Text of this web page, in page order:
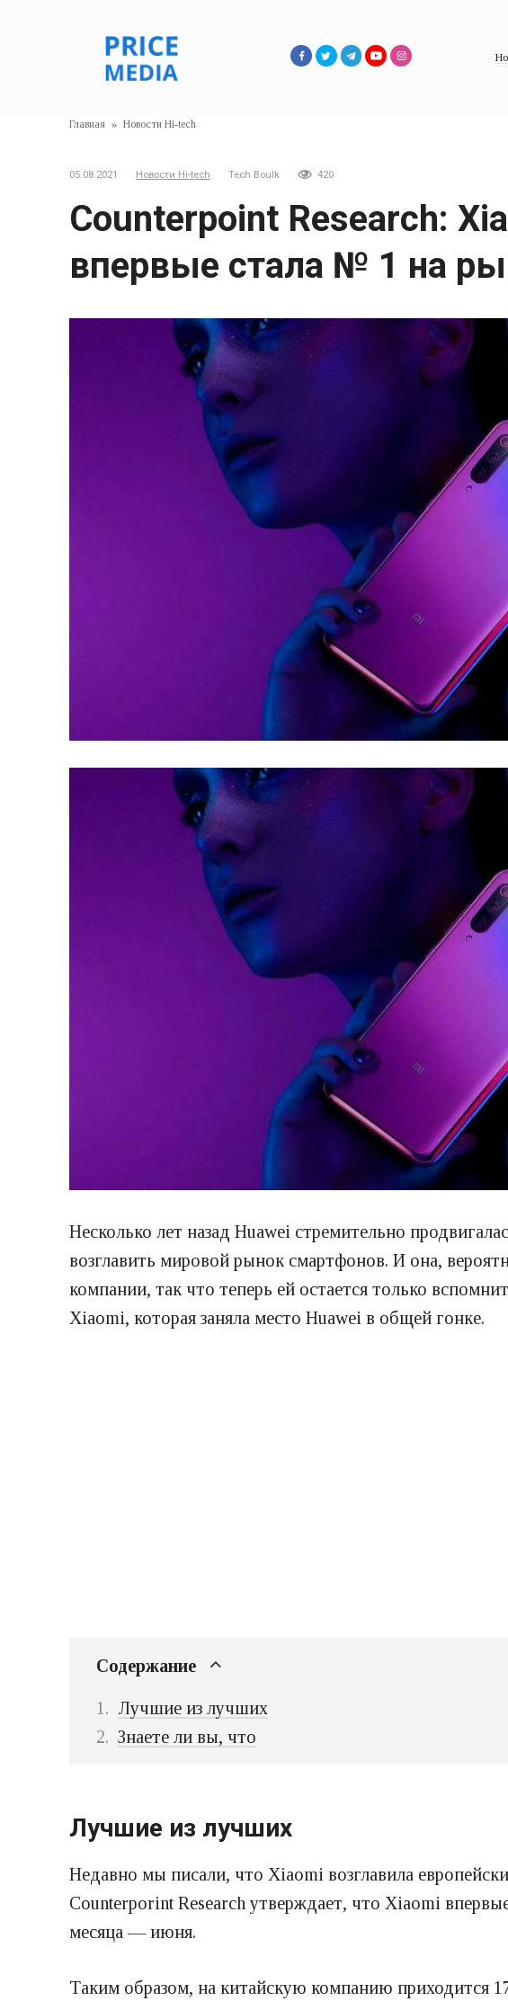
Главная » Новости Hi-tech
05.08.2021 Новости Hi-tech Tech Boulk 420
Counterpoint Research:
впервые стала № 1 на
Несколько лет назад Huawei стремительно
возглавить мировой рынок смартфонов. И она,
компании, так что теперь ей остается только
Xiaomi, которая заняла место Huawei в общей гонке.
Содержание
Лучшие из лучших
Знаете ли вы, что
Лучшие из лучших
Недавно мы писали, что Xiaomi возглавила
Counterporint Research утверждает, что Xiaomi
месяца — июня.
Таким образом, на китайскую компанию приходится